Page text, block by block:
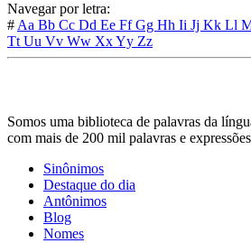
Navegar por letra:
# Aa Bb Cc Dd Ee FfGg Hh Ii Jj Kk Ll
Tt Uu Vv Ww XxYy Zz
Somos uma biblioteca de palavras da
com mais de 200 mil palavras e
Sinônimos
Destaque do dia
Antônimos
Blog
Nomes